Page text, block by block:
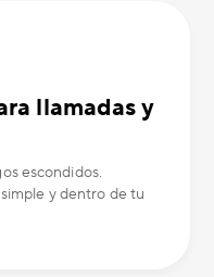
llamadas y
escondidos.
y dentro de tu